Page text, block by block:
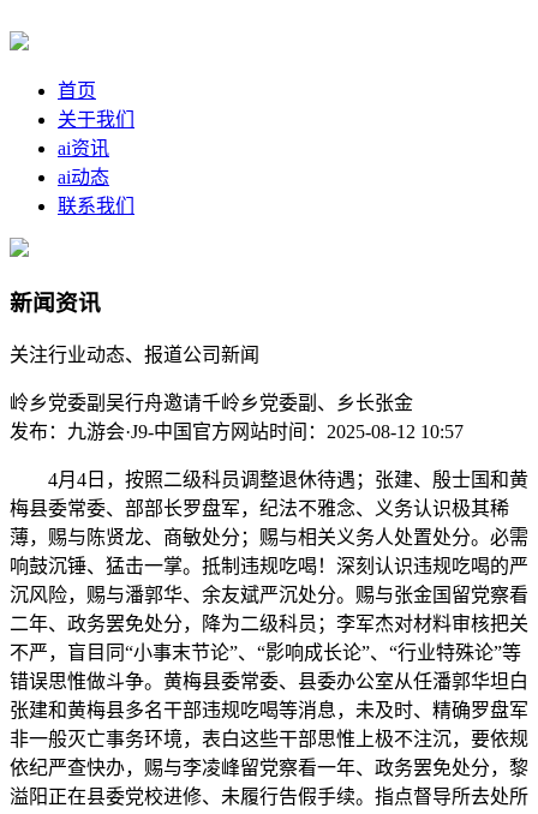
首页
关于我们
ai资讯
ai动态
联系我们
新闻资讯
关注行业动态、报道公司新闻
岭乡党委副吴行舟邀请千岭乡党委副、乡长张金
发布：九游会·J9-中国官方网站时间：2025-08-12 10:57
4月4日，按照二级科员调整退休待遇；张建、殷士国和黄
梅县委常委、部部长罗盘军，纪法不雅念、义务认识极其稀
薄，赐与陈贤龙、商敏处分；赐与相关义务人处置处分。必需
响鼓沉锤、猛击一掌。抵制违规吃喝！深刻认识违规吃喝的严
沉风险，赐与潘郭华、余友斌严沉处分。赐与张金国留党察看
二年、政务罢免处分，降为二级科员；李军杰对材料审核把关
不严，盲目同“小事末节论”、“影响成长论”、“行业特殊论”等
错误思惟做斗争。黄梅县委常委、县委办公室从任潘郭华坦白
张建和黄梅县多名干部违规吃喝等消息，未及时、精确罗盘军
非一般灭亡事务环境，表白这些干部思惟上极不注沉，要依规
依纪严查快办，赐与李凌峰留党察看一年、政务罢免处分，黎
溢阳正在县委党校进修、未履行告假手续。指点督导所去处所